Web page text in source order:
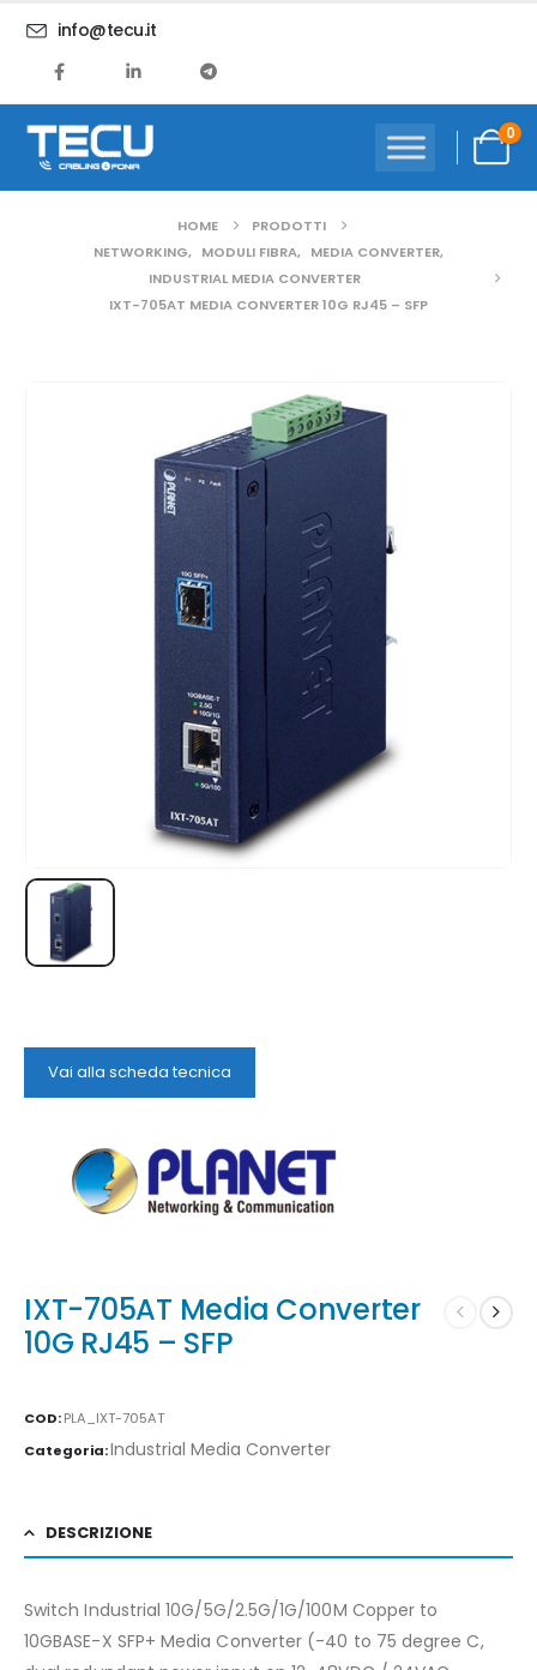
info@tecu.it
0
HOME
PRODOTTI
NETWORKING, MODULI FIBRA, MEDIA CONVERTER,
INDUSTRIAL MEDIA CONVERTER
IXT-705AT MEDIA CONVERTER 10G RJ45 – SFP
Vai alla scheda tecnica
IXT-705AT Media Converter
10G RJ45 – SFP
COD:PLA_IXT-705AT
Categoria:Industrial Media Converter
DESCRIZIONE
Switch Industrial 10G/5G/2.5G/1G/100M Copper to
10GBASE-X SFP+ Media Converter (-40 to 75 degree C,